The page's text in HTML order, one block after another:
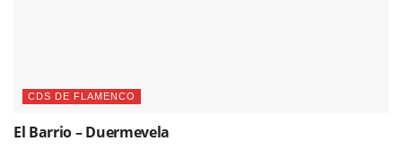
CDS DE FLAMENCO
El Barrio – Duermevela